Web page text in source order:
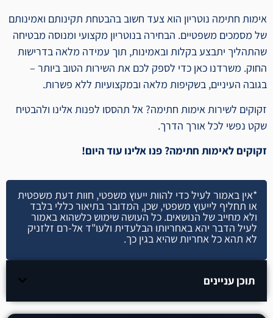
אימות חתימה נוטריון הוא צעד חשוב בהבטחת תקינותם ואמינותם
של מסמכים משפטיים. הבחירה בנוטריון מקצועי ומנוסה מבטיחה
שהתהליך יתבצע בקלות ובאמינות, תוך עמידה מלאה בדרישות
החוק. משרדנו כאן כדי לספק לכם את השירות הטוב ביותר –
בגובה העיניים, בשקיפות מלאה ובמקצועיות ללא פשרות.
זקוקים לשירות אימות חתימה? אל תהססו לפנות אלינו ולהבטיח
שקט נפשי לכל אורך הדרך.
זקוקים לאימות חתימה? פנו אלינו עוד היום!
*אין באמור לעיל כדי להוות ייעוץ משפטי, חוות דעת משפטית
או תחליף לייעוץ משפטי, שכן, המדובר בתיאור כללי בלבד
ולא מחייב של הנושאים. כל העושה שימוש כלשהוא באמור
לעיל הדבר יהא באחריותו הבלעדית ולעו"ד אל-רם זלזניק
לא תהא כל אחריות שהיא בגין כך.
תוכן עניינים